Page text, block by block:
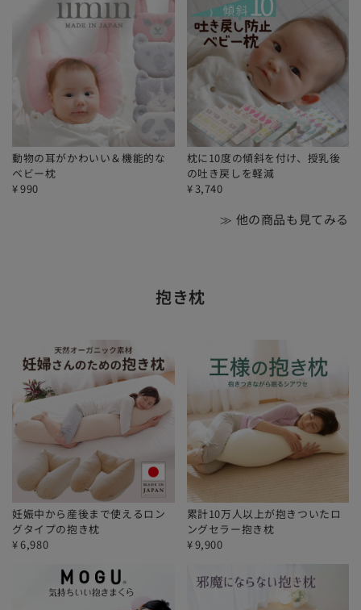
動物の耳がかわいい＆機能的な
ベビー枕
¥990
枕に10度の傾斜を付け、授乳後
の吐き戻しを軽減
¥3,740
≫ 他の商品も見てみる
抱き枕
妊娠中から産後まで使えるロン
グタイプの抱き枕
¥6,980
累計10万人以上が抱きついたロ
ングセラー抱き枕
¥9,900